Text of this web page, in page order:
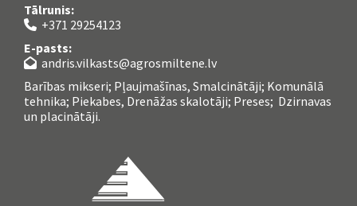
Tālrunis:
 +371 29254123
E-pasts:
 andris.vilkasts@agrosmiltene.lv
Barības mikseri; Pļaujmašīnas, Smalcinātāji; Komunālā
tehnika; Piekabes, Drenāžas skalotāji; Preses; Dzirnavas
un placinātāji.